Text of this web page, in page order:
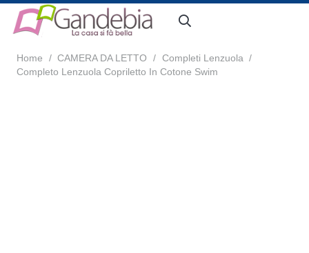
Home / CAMERA DA LETTO / Completi Lenzuola /
Completo Lenzuola Copriletto In Cotone Swim